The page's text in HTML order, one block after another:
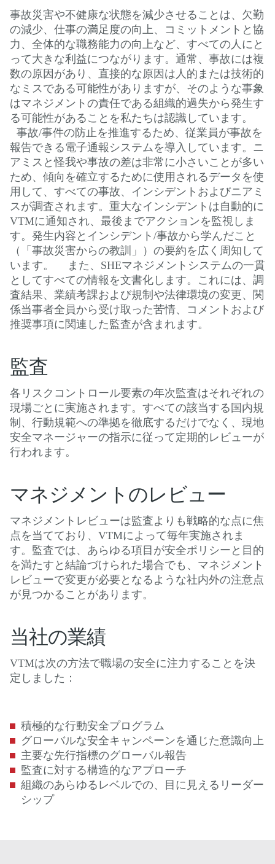
事故災害や不健康な状態を減少させることは、欠勤
の減少、仕事の満足度の向上、コミットメントと協
力、全体的な職務能力の向上など、すべての人にと
って大きな利益につながります。通常、事故には複
数の原因があり、直接的な原因は人的または技術的
なミスである可能性がありますが、そのような事象
はマネジメントの責任である組織的過失から発生す
る可能性があることを私たちは認識しています。
事故/事件の防止を推進するため、従業員が事故を
報告できる電子通報システムを導入しています。ニ
アミスと怪我や事故の差は非常に小さいことが多い
ため、傾向を確立するために使用されるデータを使
用して、すべての事故、インシデントおよびニアミ
スが調査されます。重大なインシデントは自動的に
VTMに通知され、最後までアクションを監視しま
す。発生内容とインシデント/事故から学んだこと
（「事故災害からの教訓」）の要約を広く周知して
います。 また、SHEマネジメントシステムの一貫
としてすべての情報を文書化します。これには、調
査結果、業績考課および規制や法律環境の変更、関
係当事者全員から受け取った苦情、コメントおよび
推奨事項に関連した監査が含まれます。
監査
各リスクコントロール要素の年次監査はそれぞれの
現場ごとに実施されます。すべての該当する国内規
制、行動規範への準拠を徹底するだけでなく、現地
安全マネージャーの指示に従って定期的レビューが
行われます。
マネジメントのレビュー
マネジメントレビューは監査よりも戦略的な点に焦
点を当てており、VTMによって毎年実施されま
す。監査では、あらゆる項目が安全ポリシーと目的
を満たすと結論づけられた場合でも、マネジメント
レビューで変更が必要となるような社内外の注意点
が見つかることがあります。
当社の業績
VTMは次の方法で職場の安全に注力することを決
定しました：
積極的な行動安全プログラム
グローバルな安全キャンペーンを通じた意識向上
主要な先行指標のグローバル報告
監査に対する構造的なアプローチ
組織のあらゆるレベルでの、目に見えるリーダー
シップ